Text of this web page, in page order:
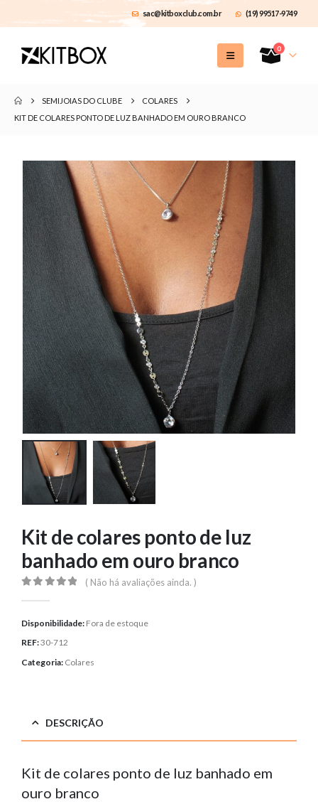
sac@kitboxclub.com.br (19) 99517-9749
0
SEMIJOIAS DO CLUBE
COLARES
KIT DE COLARES PONTO DE LUZ BANHADO EM OURO BRANCO
Kit de colares ponto de luz
banhado em ouro branco
( Não há avaliações ainda. )
Disponibilidade: Fora de estoque
REF:30-712
Categoria: Colares
DESCRIÇÃO
Kit de colares ponto de luz banhado em
ouro branco